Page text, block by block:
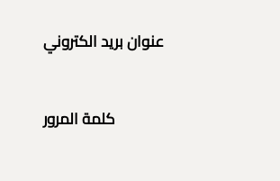
عنوان بريد الكتروني
كلمة المرور